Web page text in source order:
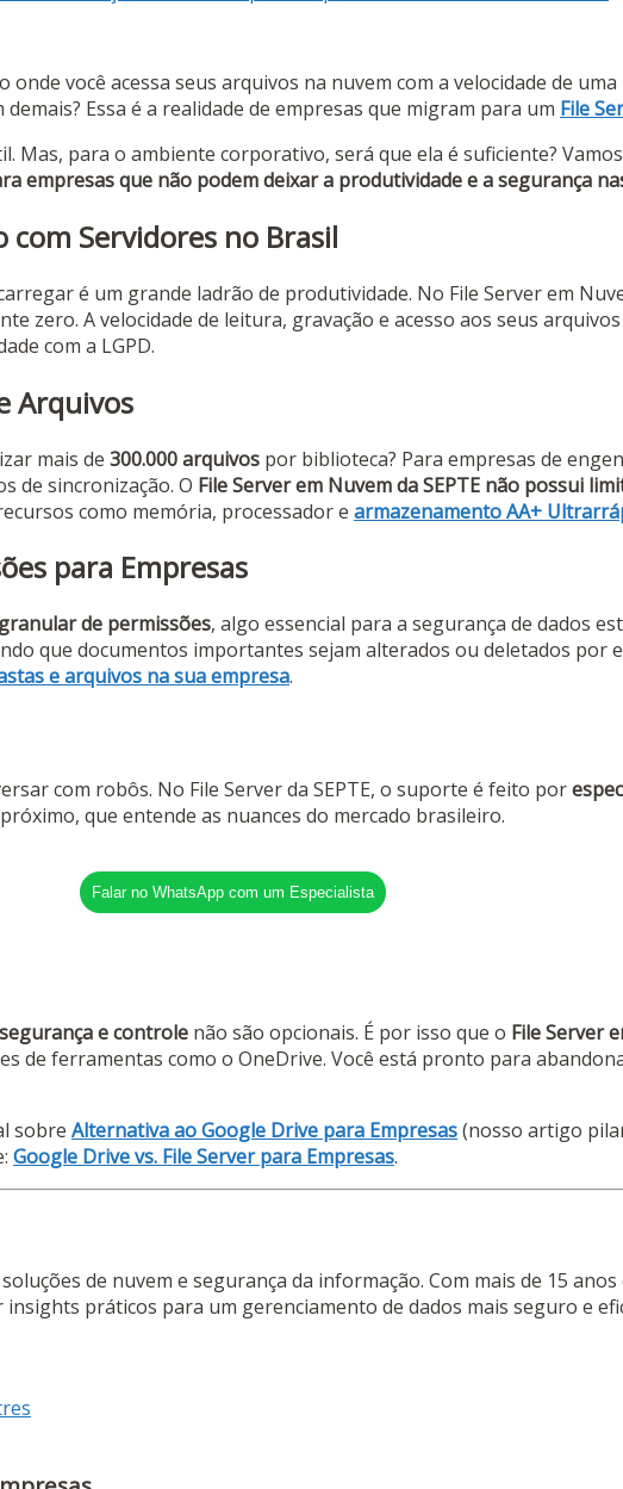
você acessa seus arquivos na nuvem com a velocidade de
Essa é a realidade de empresas que migram para um File
Mas, para o ambiente corporativo, será que ela é suficiente?
empresas que não podem deixar a produtividade e a segurança
com Servidores no Brasil
é um grande ladrão de produtividade. No File Server em
zero. A velocidade de leitura, gravação e acesso aos seus
com a LGPD.
Arquivos
mais de 300.000 arquivos por biblioteca? Para empresas de
de sincronização. O File Server em Nuvem da SEPTE não possui
como memória, processador e armazenamento AA+
para Empresas
de permissões, algo essencial para a segurança de dados
que documentos importantes sejam alterados ou deletados por
e arquivos na sua empresa.
com robôs. No File Server da SEPTE, o suporte é feito por
que entende as nuances do mercado brasileiro.
Falar no WhatsApp com um Especialista
e controle não são opcionais. É por isso que o File Server
de ferramentas como o OneDrive. Você está pronto para
sobre Alternativa ao Google Drive para Empresas(nosso artigo
Google Drive vs. File Server para Empresas.
de nuvem e segurança da informação. Com mais de 15
práticos para um gerenciamento de dados mais seguro e